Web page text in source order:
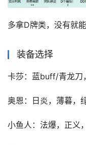
多拿D牌类，没有就
装备选择
卡莎：蓝buff/青龙刀
奥恩：日炎，薄暮，
小鱼人：法爆，正义